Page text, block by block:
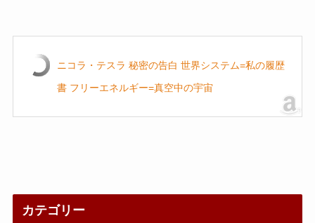
ニコラ・テスラ 秘密の告白 世界システム=私の履歴
書 フリーエネルギー=真空中の宇宙
カテゴリー